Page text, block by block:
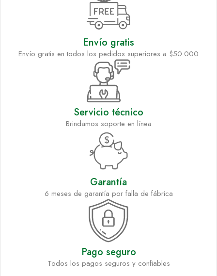
Envío gratis
Envío gratis en todos los pedidos superiores a $50.000
Servicio técnico
Brindamos soporte en línea
Garantía
6 meses de garantía por falla de fábrica
Pago seguro
Todos los pagos seguros y confiables